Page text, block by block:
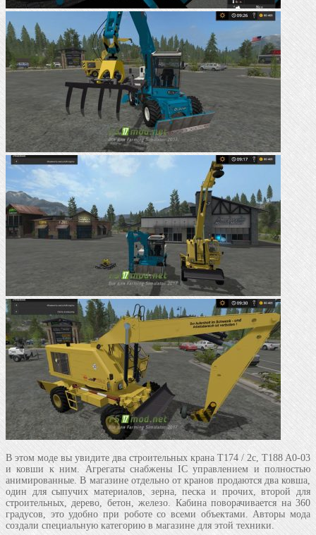
В этом моде вы увидите два строительных крана T174 / 2с, T188 A0-03
и ковши к ним. Агрегаты снабжены IC управлением и полностью
анимированные. В магазине отдельно от кранов продаются два ковша,
один для сыпучих материалов, зерна, песка и прочих, второй для
строительных, дерево, бетон, железо. Кабина поворачивается на 360
градусов, это удобно при роботе со всеми объектами. Авторы мода
создали специальную категорию в магазине для этой техники.